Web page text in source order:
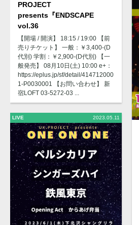
PROJECT
presents『ENDSCAPE
vol.36
【開場 / 開演】 18:15 / 19:00 【前
売りチケット】 一般：￥3,400-(D
代別) 学割：￥2,900-(D代別) 【一
般発売】 08月10日(土) 10:00 e+：
https://eplus.jp/sf/detail/414712000
1-P0030001 【お問い合わせ】 新
宿LOFT 03-5272-03 ...
LIVE 2023.05.11